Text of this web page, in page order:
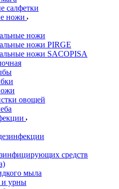
салфетки
ножи
ножи
ножи PIRGE
ножи SACOPISA
овощей
средств
мыла
и урны